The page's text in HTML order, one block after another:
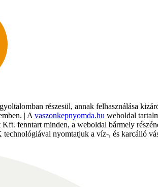
részesül, annak felhasználása
| A vaszonkepnyomda.hu weboldal
fenntart minden, a weboldal bármely
nyomtatjuk a víz-, és karcálló